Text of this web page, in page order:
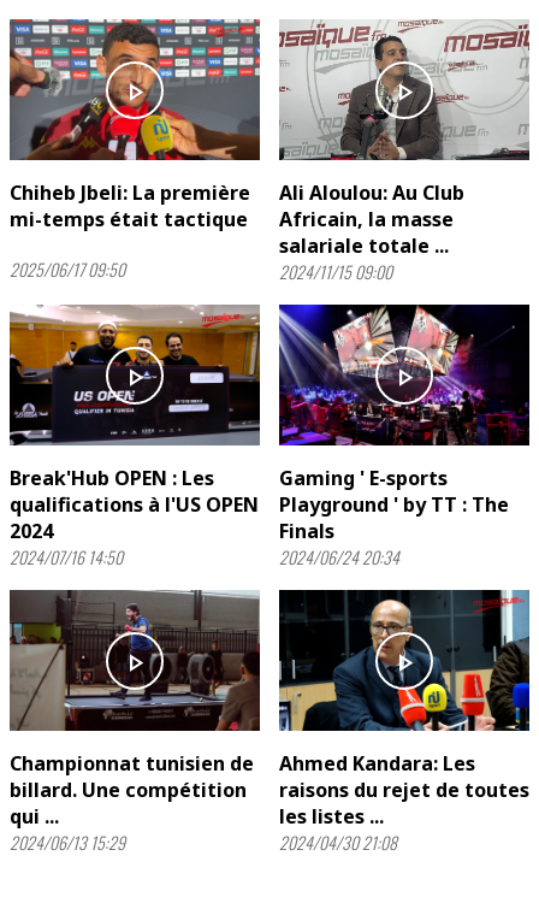
play_arrow
Chiheb Jbeli: La première
mi-temps était tactique
2025/06/17 09:50
play_arrow
Ali Aloulou: Au Club
Africain, la masse
salariale totale ...
2024/11/15 09:00
play_arrow
Break'Hub OPEN : Les
qualifications à l'US OPEN
2024
2024/07/16 14:50
play_arrow
Gaming ' E-sports
Playground ' by TT : The
Finals
2024/06/24 20:34
play_arrow
Championnat tunisien de
billard. Une compétition
qui ...
2024/06/13 15:29
play_arrow
Ahmed Kandara: Les
raisons du rejet de toutes
les listes ...
2024/04/30 21:08